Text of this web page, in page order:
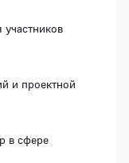
и проектной
в сфере